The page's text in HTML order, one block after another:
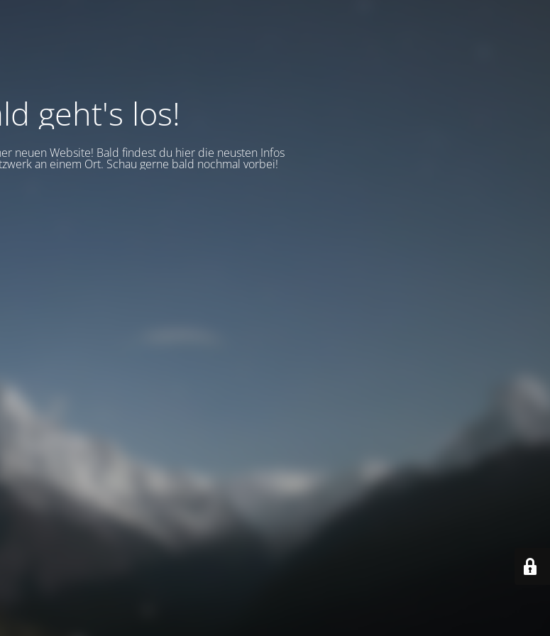
geht's los!
neuen Website! Bald findest du hier die neusten Infos
an einem Ort. Schau gerne bald nochmal vorbei!